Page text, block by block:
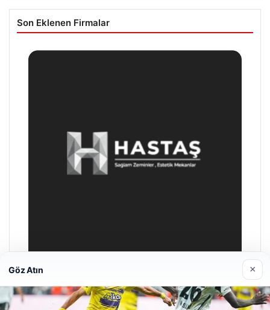
Son Eklenen Firmalar
Prenses Night Club
29 Nisan 2026
Göz Atın ×